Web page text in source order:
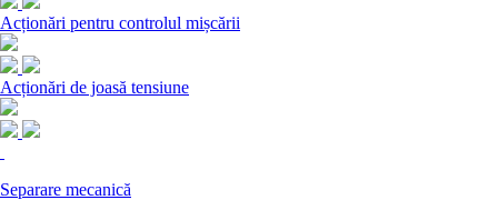
Acționări pentru controlul mișcării
Acționări de joasă tensiune
Separare mecanică